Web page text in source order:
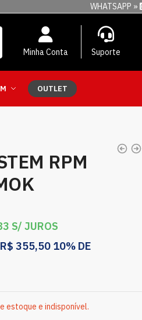
WHATSAPP »
Minha Conta Suporte
OUTLET
RPM
S/ JUROS
R$ 355,50 10% DE
estoque e indisponível.